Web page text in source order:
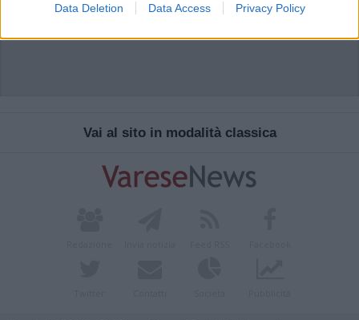
Data Deletion Data Access Privacy Policy
Vai al sito in modalità classica